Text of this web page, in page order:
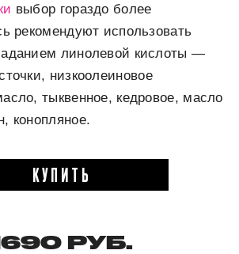
выбор гораздо более
рекомендуют использовать
линолевой кислоты —
низкоолеиновое
тыквенное, кедровое, масло
конопляное.
КУПИТЬ
РУБ.